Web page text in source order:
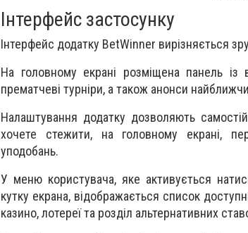
Інтерфейс застосунку
Інтерфейс додатку BetWinner вирізняється
На головному екрані розміщена панель
прематчеві турніри, а також анонси
Налаштування додатку дозволяють
хочете стежити, на головному екрані,
уподобань.
У меню користувача, яке активується
кутку екрана, відображається список
казинo, лотереї та розділ альтернативних